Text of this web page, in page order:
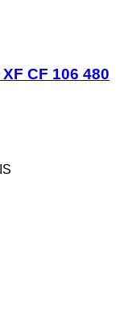
CF 106 480